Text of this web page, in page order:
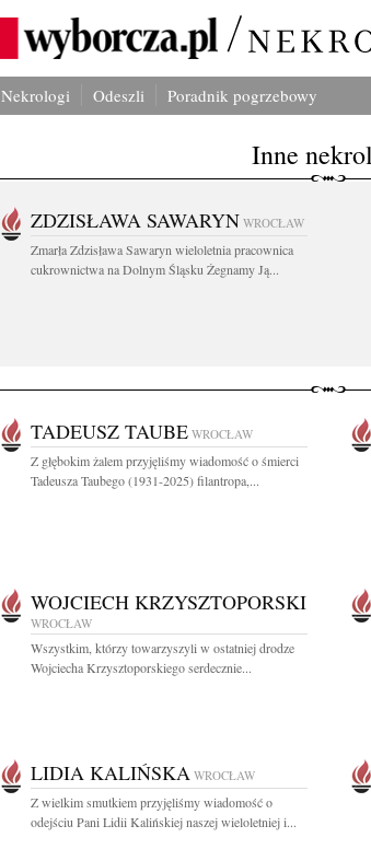
Nekrologi Odeszli Poradnik pogrzebowy
Inne
ZDZISŁAWA SAWARYN WROCŁAW
Zmarła Zdzisława Sawaryn wieloletnia pracownica
cukrownictwa na Dolnym Śląsku Żegnamy Ją...
TADEUSZ TAUBE WROCŁAW
Z głębokim żalem przyjęliśmy wiadomość o śmierci
Tadeusza Taubego (1931-2025) filantropa,...
WOJCIECH KRZYSZTOPORSKI
WROCŁAW
Wszystkim, którzy towarzyszyli w ostatniej drodze
Wojciecha Krzysztoporskiego serdecznie...
LIDIA KALIŃSKA WROCŁAW
Z wielkim smutkiem przyjęliśmy wiadomość o
odejściu Pani Lidii Kalińskiej naszej wieloletniej i...